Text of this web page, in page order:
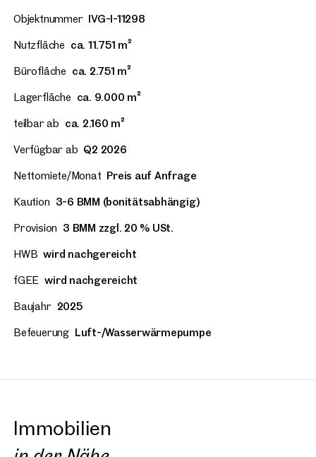
Objektnummer IVG-I-11298
Nutzfläche ca. 11.751 m²
Bürofläche ca. 2.751 m²
Lagerfläche ca. 9.000 m²
teilbar ab ca. 2.160 m²
Verfügbar ab Q2 2026
Nettomiete/Monat Preis auf Anfrage
Kaution 3-6 BMM (bonitätsabhängig)
Provision 3 BMM zzgl. 20 % USt.
HWB wird nachgereicht
fGEE wird nachgereicht
Baujahr 2025
Befeuerung Luft-/Wasserwärmepumpe
Immobilien